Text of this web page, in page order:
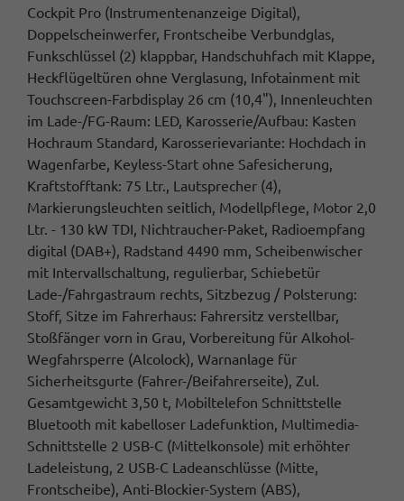
Cockpit Pro (Instrumentenanzeige Digital),
Doppelscheinwerfer, Frontscheibe Verbundglas,
Funkschlüssel (2) klappbar, Handschuhfach mit Klappe,
Heckflügeltüren ohne Verglasung, Infotainment mit
Touchscreen-Farbdisplay 26 cm (10,4"), Innenleuchten
im Lade-/FG-Raum: LED, Karosserie/Aufbau: Kasten
Hochraum Standard, Karosserievariante: Hochdach in
Wagenfarbe, Keyless-Start ohne Safesicherung,
Kraftstofftank: 75 Ltr., Lautsprecher (4),
Markierungsleuchten seitlich, Modellpflege, Motor 2,0
Ltr. - 130 kW TDI, Nichtraucher-Paket, Radioempfang
digital (DAB+), Radstand 4490 mm, Scheibenwischer
mit Intervallschaltung, regulierbar, Schiebetür
Lade-/Fahrgastraum rechts, Sitzbezug / Polsterung:
Stoff, Sitze im Fahrerhaus: Fahrersitz verstellbar,
Stoßfänger vorn in Grau, Vorbereitung für Alkohol-
Wegfahrsperre (Alcolock), Warnanlage für
Sicherheitsgurte (Fahrer-/Beifahrerseite), Zul.
Gesamtgewicht 3,50 t, Mobiltelefon Schnittstelle
Bluetooth mit kabelloser Ladefunktion, Multimedia-
Schnittstelle 2 USB-C (Mittelkonsole) mit erhöhter
Ladeleistung, 2 USB-C Ladeanschlüsse (Mitte,
Frontscheibe), Anti-Blockier-System (ABS),